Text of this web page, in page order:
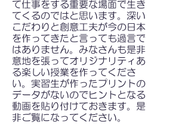
て仕事をする重要な場面で生き
てくるのではと思います。深い
こだわりと創意工夫が今の日本
を作ってきたと言っても過言で
はありません。みなさんも是非
意地を張ってオリジナリティあ
る楽しい授業を作ってくださ
い。実習生が作ったプリントの
データがないのでヒントとなる
動画を貼り付けておきます。是
非ご覧になってください。